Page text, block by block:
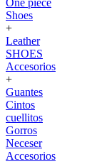
One piece
Shoes
+
Leather
SHOES
Accesorios
+
Guantes
Cintos
cuellitos
Gorros
Neceser
Accesorios